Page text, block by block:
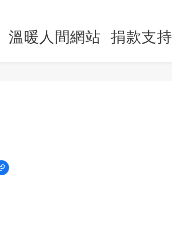
溫暖人間網站 捐款支持